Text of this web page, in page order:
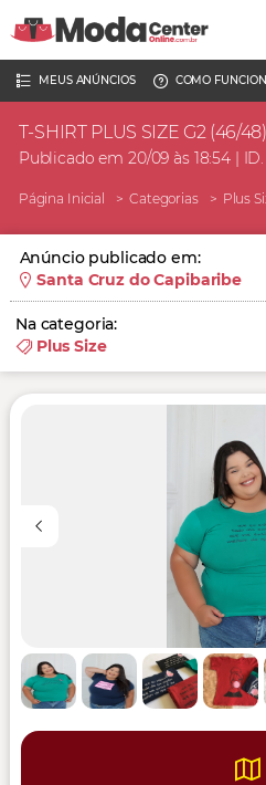
MEUS ANÚNCIOS
COMO
T-SHIRT PLUS SIZE G2 (46/
Publicado em 20/09 às 18:54 |
Página Inicial Categorias Plus
Anúncio publicado em:
Santa Cruz do Capibaribe
Na categoria:
Plus Size